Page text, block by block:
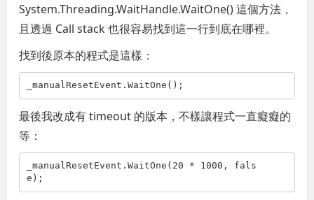
System.Threading.WaitHandle.WaitOne() 這個方法，
且透過 Call stack 也很容易找到這一行到底在哪裡。
找到後原本的程式是這樣：
_manualResetEvent.WaitOne();
最後我改成有 timeout 的版本，不樣讓程式一直癡癡的
等：
_manualResetEvent.WaitOne(20 * 1000, fals
e );